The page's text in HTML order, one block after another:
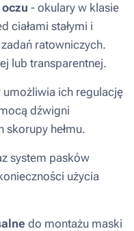
- okulary w klasie
ciałami stałymi i
ratowniczych.
lub transparentnej.
umożliwia ich regulację
dźwigni
skorupy hełmu.
system pasków
użycia
do montażu maski